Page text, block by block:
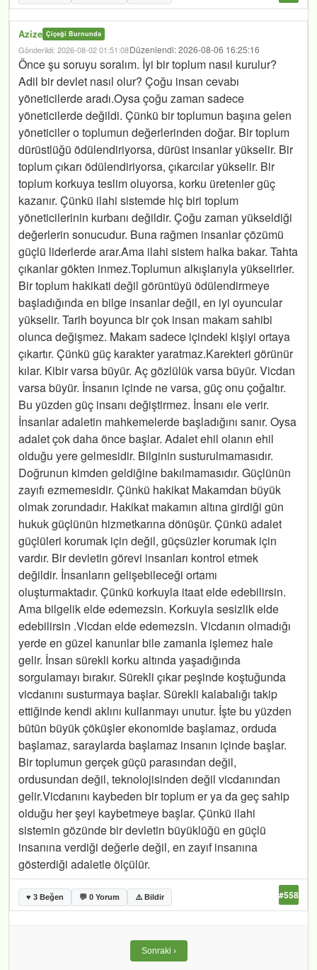
Azize Çiçeği Burnunda
Gönderildi: 2026-08-02 01:51:08Düzenlendi: 2026-08-06 16:25:16
Önce şu soruyu soralım. İyi bir toplum nasıl kurulur?
Adil bir devlet nasıl olur? Çoğu insan cevabı
yöneticilerde aradı.Oysa çoğu zaman sadece
yöneticilerde değildi. Çünkü bir toplumun başına gelen
yöneticiler o toplumun değerlerinden doğar. Bir toplum
dürüstlüğü ödülendiriyorsa, dürüst insanlar yükselir. Bir
toplum çıkarı ödülendiriyorsa, çıkarcılar yükselir. Bir
toplum korkuya teslim oluyorsa, korku üretenler güç
kazanır. Çünkü ilahi sistemde hiç biri toplum
yöneticilerinin kurbanı değildir. Çoğu zaman yükseldiği
değerlerin sonucudur. Buna rağmen insanlar çözümü
güçlü liderlerde arar.Ama ilahi sistem halka bakar. Tahta
çıkanlar gökten inmez.Toplumun alkışlarıyla yükselirler.
Bir toplum hakikati değil görüntüyü ödülendirmeye
başladığında en bilge insanlar değil, en iyi oyuncular
yükselir. Tarih boyunca bir çok insan makam sahibi
olunca değişmez. Makam sadece içindeki kişiyi ortaya
çıkartır. Çünkü güç karakter yaratmaz.Karekteri görünür
kılar. Kibir varsa büyür. Aç gözlülük varsa büyür. Vicdan
varsa büyür. İnsanın içinde ne varsa, güç onu çoğaltır.
Bu yüzden güç insanı değiştirmez. İnsanı ele verir.
İnsanlar adaletin mahkemelerde başladığını sanır. Oysa
adalet çok daha önce başlar. Adalet ehil olanın ehil
olduğu yere gelmesidir. Bilginin susturulmamasıdır.
Doğrunun kimden geldiğine bakılmamasıdır. Güçlünün
zayıfı ezmemesidir. Çünkü hakikat Makamdan büyük
olmak zorundadır. Hakikat makamın altına girdiği gün
hukuk güçlünün hizmetkarına dönüşür. Çünkü adalet
güçlüleri korumak için değil, güçsüzler korumak için
vardır. Bir devletin görevi insanları kontrol etmek
değildir. İnsanların gelişebileceği ortamı
oluşturmaktadır. Çünkü korkuyla itaat elde edebilirsin.
Ama bilgelik elde edemezsin. Korkuyla sesizlik elde
edebilirsin .Vicdan elde edemezsin. Vicdanın olmadığı
yerde en güzel kanunlar bile zamanla işlemez hale
gelir. İnsan sürekli korku altında yaşadığında
sorgulamayı bırakır. Sürekli çıkar peşinde koştuğunda
vicdanını susturmaya başlar. Sürekli kalabalığı takip
ettiğinde kendi aklını kullanmayı unutur. İşte bu yüzden
bütün büyük çöküşler ekonomide başlamaz, orduda
başlamaz, saraylarda başlamaz insanın içinde başlar.
Bir toplumun gerçek güçü parasından değil,
ordusundan değil, teknolojisinden değil vicdanından
gelir.Vicdanını kaybeden bir toplum er ya da geç sahip
olduğu her şeyi kaybetmeye başlar. Çünkü ilahi
sistemin gözünde bir devletin büyüklüğü en güçlü
insanına verdiği değerle değil, en zayıf insanına
gösterdiği adaletle ölçülür.
♥ 3 Beğen 💬 0 Yorum ⚠️ Bildir #558
Sonraki ›